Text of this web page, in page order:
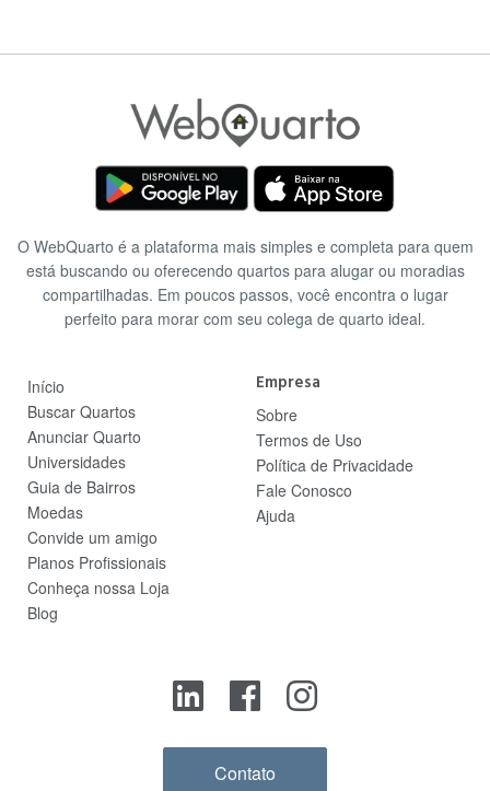
O WebQuarto é a plataforma mais simples e completa para quem
está buscando ou oferecendo quartos para alugar ou moradias
compartilhadas. Em poucos passos, você encontra o lugar
perfeito para morar com seu colega de quarto ideal.
Início
Buscar Quartos
Anunciar Quarto
Universidades
Guia de Bairros
Moedas
Convide um amigo
Planos Profissionais
Conheça nossa Loja
Blog
Empresa
Sobre
Termos de Uso
Política de Privacidade
Fale Conosco
Ajuda
Contato